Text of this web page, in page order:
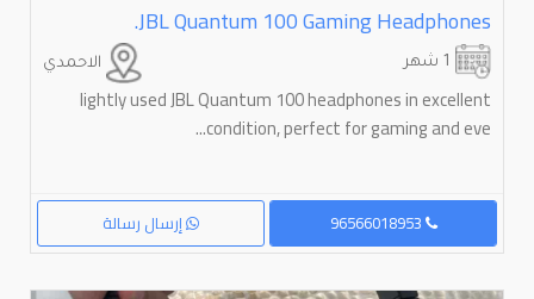
JBL Quantum 100 Gaming Headphones.
الاحمدي
lightly used JBL Quantum 100 headphones in excellent
condition, perfect for gaming and eve...
إرسال رسالة